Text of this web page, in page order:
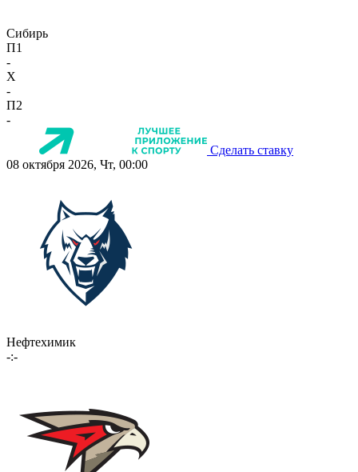
Сибирь
П1
-
X
-
П2
-
Сделать ставку
08 октября 2026, Чт, 00:00
Нефтехимик
-:-